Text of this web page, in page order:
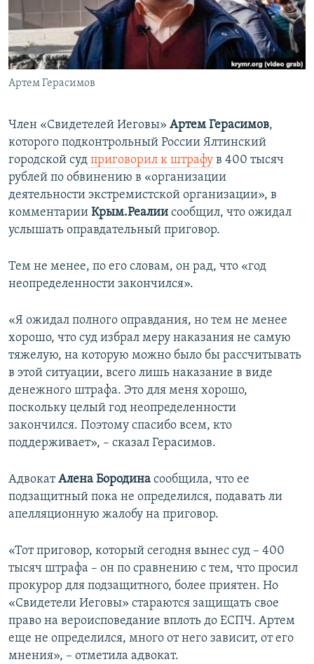
ПОБЕДИТЕЛЕЙ НЕ СУДЯТ?
КРЫМ.НЕПОКОРЕННЫЙ
ELIFBE
УКРАИНСКАЯ ПРОБЛЕМА КРЫМА
ПРИСОЕДИНЯЙТЕСЬ!
Артем Герасимов
Член «Свидетелей Иеговы» Артем Герасимов,
которого подконтрольный России Ялтинский
городской суд приговорил к штрафу в 400 тысяч
рублей по обвинению в «организации
деятельности экстремистской организации», в
комментарии Крым.Реалии сообщил, что ожидал
услышать оправдательный приговор.
Тем не менее, по его словам, он рад, что «год
неопределенности закончился».
«Я ожидал полного оправдания, но тем не менее
хорошо, что суд избрал меру наказания не самую
тяжелую, на которую можно было бы рассчитывать
в этой ситуации, всего лишь наказание в виде
денежного штрафа. Это для меня хорошо,
поскольку целый год неопределенности
закончился. Поэтому спасибо всем, кто
поддерживает», – сказал Герасимов.
АдвокатАлена Бородина сообщила, что ее
подзащитный пока не определился, подавать ли
апелляционную жалобу на приговор.
«Тот приговор, который сегодня вынес суд – 400
тысяч штрафа – он по сравнению с тем, что просил
прокурор для подзащитного, более приятен. Но
«Свидетели Иеговы» стараются защищать свое
право на вероисповедание вплоть до ЕСПЧ. Артем
еще не определился, много от него зависит, от его
мнения», – отметила адвокат.